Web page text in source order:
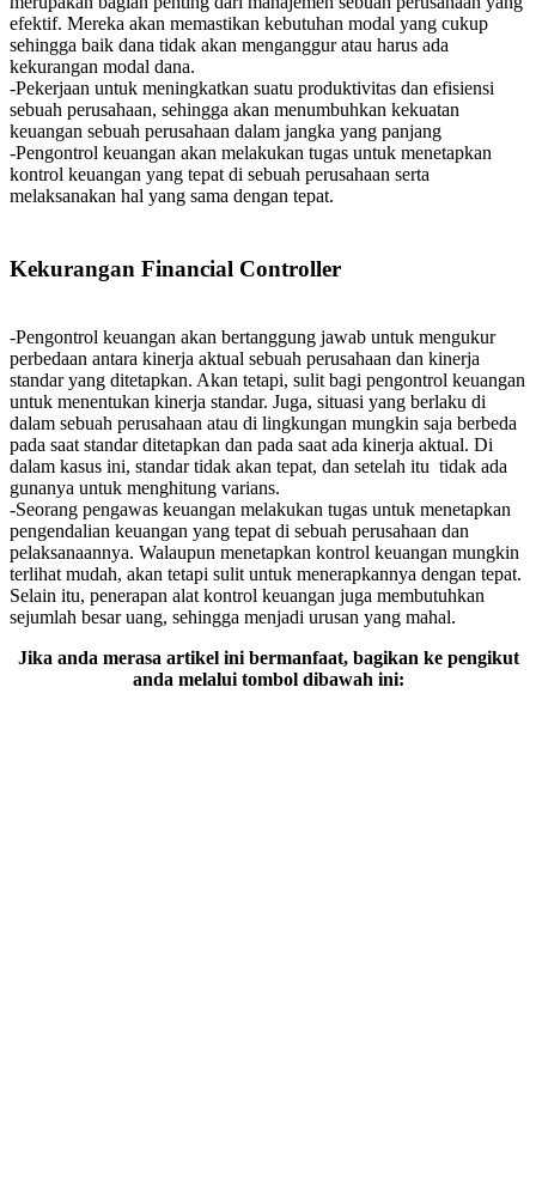
efektif. Mereka akan memastikan kebutuhan modal yang cukup
sehingga baik dana tidak akan menganggur atau harus ada
kekurangan modal dana.
-Pekerjaan untuk meningkatkan suatu produktivitas dan efisiensi
sebuah perusahaan, sehingga akan menumbuhkan kekuatan
keuangan sebuah perusahaan dalam jangka yang panjang
-Pengontrol keuangan akan melakukan tugas untuk menetapkan
kontrol keuangan yang tepat di sebuah perusahaan serta
melaksanakan hal yang sama dengan tepat.
Kekurangan Financial Controller
-Pengontrol keuangan akan bertanggung jawab untuk mengukur
perbedaan antara kinerja aktual sebuah perusahaan dan kinerja
standar yang ditetapkan. Akan tetapi, sulit bagi pengontrol keuangan
untuk menentukan kinerja standar. Juga, situasi yang berlaku di
dalam sebuah perusahaan atau di lingkungan mungkin saja berbeda
pada saat standar ditetapkan dan pada saat ada kinerja aktual. Di
dalam kasus ini, standar tidak akan tepat, dan setelah itu tidak ada
gunanya untuk menghitung varians.
-Seorang pengawas keuangan melakukan tugas untuk menetapkan
pengendalian keuangan yang tepat di sebuah perusahaan dan
pelaksanaannya. Walaupun menetapkan kontrol keuangan mungkin
terlihat mudah, akan tetapi sulit untuk menerapkannya dengan tepat.
Selain itu, penerapan alat kontrol keuangan juga membutuhkan
sejumlah besar uang, sehingga menjadi urusan yang mahal.
Jika anda merasa artikel ini bermanfaat, bagikan ke pengikut
anda melalui tombol dibawah ini: